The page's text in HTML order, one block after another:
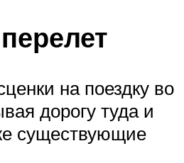
на поездку во
дорогу туда и
существующие